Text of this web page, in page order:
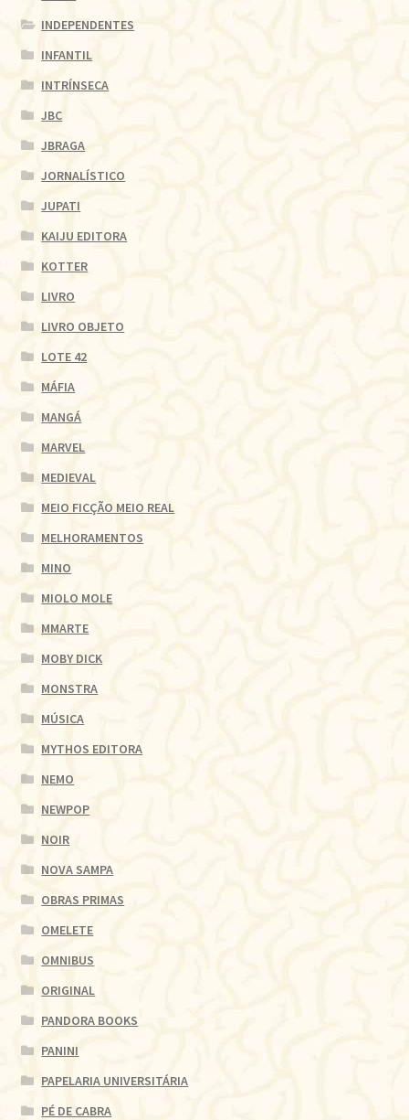
INDEPENDENTES
INFANTIL
INTRÍNSECA
JBC
JBRAGA
JORNALÍSTICO
JUPATI
KAIJU EDITORA
KOTTER
LIVRO
LIVRO OBJETO
LOTE 42
MÁFIA
MANGÁ
MARVEL
MEDIEVAL
MEIO FICÇÃO MEIO REAL
MELHORAMENTOS
MINO
MIOLO MOLE
MMARTE
MOBY DICK
MONSTRA
MÚSICA
MYTHOS EDITORA
NEMO
NEWPOP
NOIR
NOVA SAMPA
OBRAS PRIMAS
OMELETE
OMNIBUS
ORIGINAL
PANDORA BOOKS
PANINI
PAPELARIA UNIVERSITÁRIA
PÉ DE CABRA